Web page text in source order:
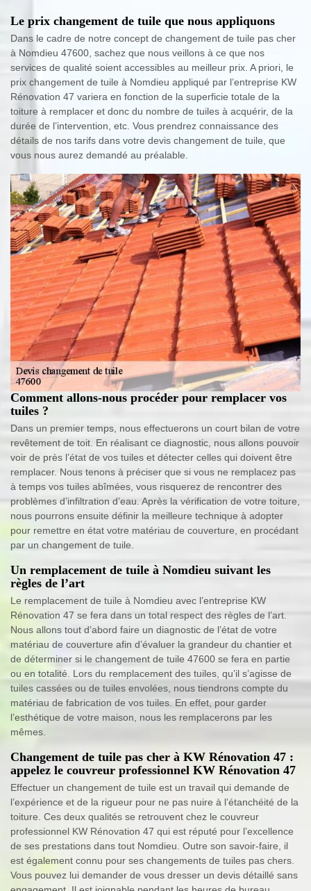
Le prix changement de tuile que nous appliquons
Dans le cadre de notre concept de changement de tuile pas cher
à Nomdieu 47600, sachez que nous veillons à ce que nos
services de qualité soient accessibles au meilleur prix. A priori, le
prix changement de tuile à Nomdieu appliqué par l’entreprise KW
Rénovation 47 variera en fonction de la superficie totale de la
toiture à remplacer et donc du nombre de tuiles à acquérir, de la
durée de l’intervention, etc. Vous prendrez connaissance des
détails de nos tarifs dans votre devis changement de tuile, que
vous nous aurez demandé au préalable.
Comment allons-nous procéder pour remplacer vos
tuiles ?
Dans un premier temps, nous effectuerons un court bilan de votre
revêtement de toit. En réalisant ce diagnostic, nous allons pouvoir
voir de près l’état de vos tuiles et détecter celles qui doivent être
remplacer. Nous tenons à préciser que si vous ne remplacez pas
à temps vos tuiles abîmées, vous risquerez de rencontrer des
problèmes d’infiltration d’eau. Après la vérification de votre toiture,
nous pourrons ensuite définir la meilleure technique à adopter
pour remettre en état votre matériau de couverture, en procédant
par un changement de tuile.
Un remplacement de tuile à Nomdieu suivant les
règles de l’art
Le remplacement de tuile à Nomdieu avec l’entreprise KW
Rénovation 47 se fera dans un total respect des règles de l’art.
Nous allons tout d’abord faire un diagnostic de l’état de votre
matériau de couverture afin d’évaluer la grandeur du chantier et
de déterminer si le changement de tuile 47600 se fera en partie
ou en totalité. Lors du remplacement des tuiles, qu’il s’agisse de
tuiles cassées ou de tuiles envolées, nous tiendrons compte du
matériau de fabrication de vos tuiles. En effet, pour garder
l’esthétique de votre maison, nous les remplacerons par les
mêmes.
Changement de tuile pas cher à KW Rénovation 47 :
appelez le couvreur professionnel KW Rénovation 47
Effectuer un changement de tuile est un travail qui demande de
l’expérience et de la rigueur pour ne pas nuire à l’étanchéité de la
toiture. Ces deux qualités se retrouvent chez le couvreur
professionnel KW Rénovation 47 qui est réputé pour l’excellence
de ses prestations dans tout Nomdieu. Outre son savoir-faire, il
est également connu pour ses changements de tuiles pas chers.
Vous pouvez lui demander de vous dresser un devis détaillé sans